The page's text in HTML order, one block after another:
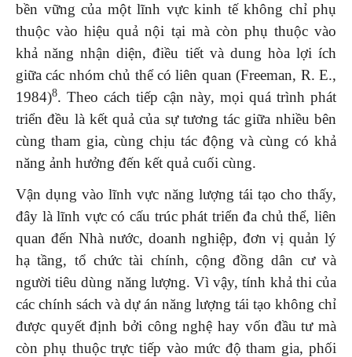
bền vững của một lĩnh vực kinh tế không chỉ phụ
thuộc vào hiệu quả nội tại mà còn phụ thuộc vào
khả năng nhận diện, điều tiết và dung hòa lợi ích
giữa các nhóm chủ thể có liên quan (Freeman, R. E.,
1984)8. Theo cách tiếp cận này, mọi quá trình phát
triển đều là kết quả của sự tương tác giữa nhiều bên
cùng tham gia, cùng chịu tác động và cùng có khả
năng ảnh hưởng đến kết quả cuối cùng.
Vận dụng vào lĩnh vực năng lượng tái tạo cho thấy,
đây là lĩnh vực có cấu trúc phát triển đa chủ thể, liên
quan đến Nhà nước, doanh nghiệp, đơn vị quản lý
hạ tầng, tổ chức tài chính, cộng đồng dân cư và
người tiêu dùng năng lượng. Vì vậy, tính khả thi của
các chính sách và dự án năng lượng tái tạo không chỉ
được quyết định bởi công nghệ hay vốn đầu tư mà
còn phụ thuộc trực tiếp vào mức độ tham gia, phối